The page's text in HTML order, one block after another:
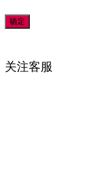
关注客服